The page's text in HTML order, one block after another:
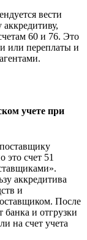
вести
60 и 76. Это
или переплаты и
учете при
это счет 51
аккредитива
и
После
и отгрузки
на счет учета